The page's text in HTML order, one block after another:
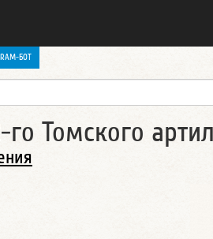
БОТ
Томского